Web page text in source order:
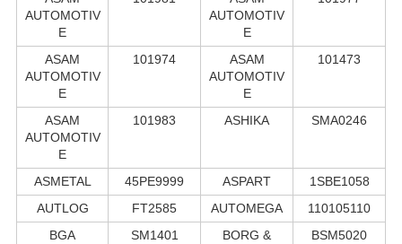
AUTOMOTIV
E
AUTOMOTIV
E
ASAM
AUTOMOTIV
E
101974
ASAM
AUTOMOTIV
E
101473
ASAM
AUTOMOTIV
E
101983 ASHIKA SMA0246
ASMETAL 45PE9999 ASPART
1SBE1058
AUTLOG
FT2585 AUTOMEGA
110105110
BGA
SM1401
BORG &
BSM5020